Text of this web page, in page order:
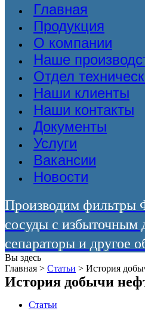
Главная
Продукция
О компании
Наше
Отдел
Наши клиенты
Наши контакты
Документы
Услуги
Вакансии
Новости
Производим
сосуды с избыточным
сепараторы и другое
Вы здесь
Главная > Статьи > История
История добычи
Статьи